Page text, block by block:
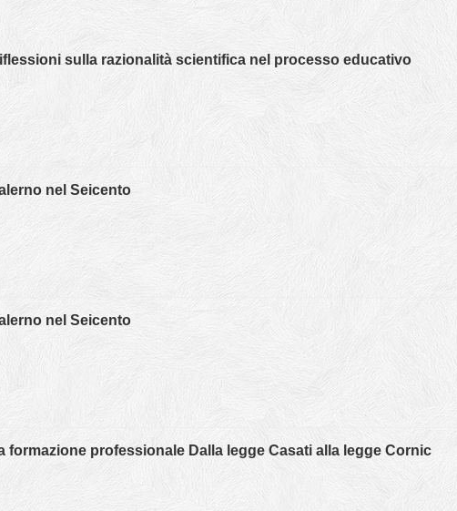
sulla razionalità scientifica nel processo educativo
nel Seicento
nel Seicento
formazione professionale Dalla legge Casati alla legge Cornic